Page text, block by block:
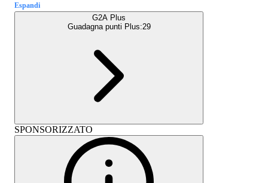
Espandi
G2A Plus
Guadagna punti Plus:29
SPONSORIZZATO